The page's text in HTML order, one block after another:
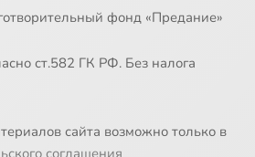
фонд «Предание»
ст.582 ГК РФ. Без налога
сайта возможно только в